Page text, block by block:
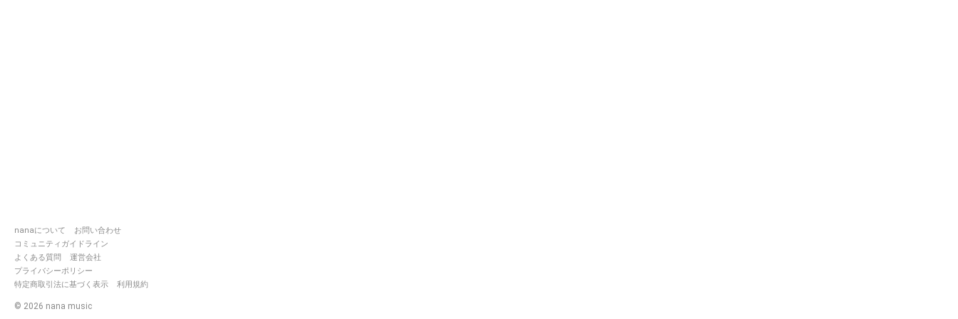
nanaについて
お問い合わせ
コミュニティガイドライン
よくある質問
運営会社
プライバシーポリシー
特定商取引法に基づく表示
利用規約
© 2026 nana music